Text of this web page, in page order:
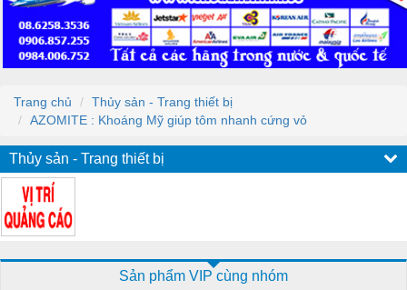
Trang chủ
Thủy sản - Trang thiết bị
AZOMITE : Khoáng Mỹ giúp tôm nhanh cứng vỏ
Thủy sản - Trang thiết bị
Sản phẩm VIP cùng nhóm